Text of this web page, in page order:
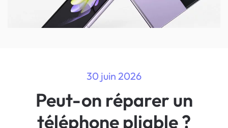
30 juin 2026
Peut-on réparer un
téléphone pliable ?